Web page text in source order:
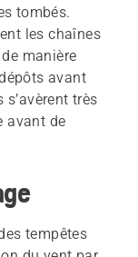
tombés.
les chaînes
manière
avant
très
avant de
tempêtes